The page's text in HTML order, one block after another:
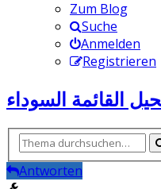
Zum Blog
Suche
Anmelden
Registrieren
القائمة السوداء
Antworten